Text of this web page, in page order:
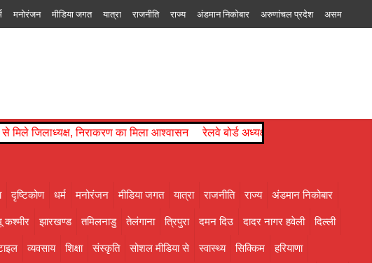
मनोरंजन मीडिया जगत यात्रा राजनीति राज्य अंडमान निकोबार अरुणांचल प्रदेश असम
निराकरण का मिला आश्वासन रेलवे बोर्ड अध्यक्ष को मिला कार्यकाल विस्तार, परामर्श
दृष्टिकोण धर्म मनोरंजन मीडिया जगत यात्रा राजनीति राज्य
अंडमान निकोबार
कश्मीर झारखण्ड तमिलनाडु तेलंगाना त्रिपुरा दमन दिउ दादर नागर हवेली
दिल्ली
व्यवसाय शिक्षा संस्कृति सोशल मीडिया से स्वास्थ्य सिक्किम हरियाणा